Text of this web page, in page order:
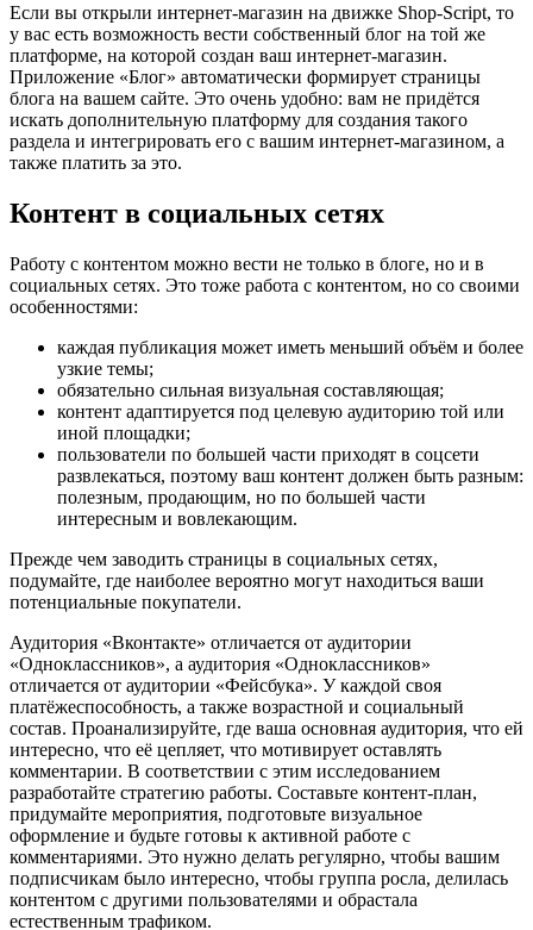
Если вы открыли интернет-магазин на движке Shop-Script, то
у вас есть возможность вести собственный блог на той же
платформе, на которой создан ваш интернет-магазин.
Приложение «Блог» автоматически формирует страницы
блога на вашем сайте. Это очень удобно: вам не придётся
искать дополнительную платформу для создания такого
раздела и интегрировать его с вашим интернет-магазином, а
также платить за это.
Контент в социальных сетях
Работу с контентом можно вести не только в блоге, но и в
социальных сетях. Это тоже работа с контентом, но со своими
особенностями:
каждая публикация может иметь меньший объём и более
узкие темы;
обязательно сильная визуальная составляющая;
контент адаптируется под целевую аудиторию той или
иной площадки;
пользователи по большей части приходят в соцсети
развлекаться, поэтому ваш контент должен быть разным:
полезным, продающим, но по большей части
интересным и вовлекающим.
Прежде чем заводить страницы в социальных сетях,
подумайте, где наиболее вероятно могут находиться ваши
потенциальные покупатели.
Аудитория «Вконтакте» отличается от аудитории
«Одноклассников», а аудитория «Одноклассников»
отличается от аудитории «Фейсбука». У каждой своя
платёжеспособность, а также возрастной и социальный
состав. Проанализируйте, где ваша основная аудитория, что ей
интересно, что её цепляет, что мотивирует оставлять
комментарии. В соответствии с этим исследованием
разработайте стратегию работы. Составьте контент-план,
придумайте мероприятия, подготовьте визуальное
оформление и будьте готовы к активной работе с
комментариями. Это нужно делать регулярно, чтобы вашим
подписчикам было интересно, чтобы группа росла, делилась
контентом с другими пользователями и обрастала
естественным трафиком.